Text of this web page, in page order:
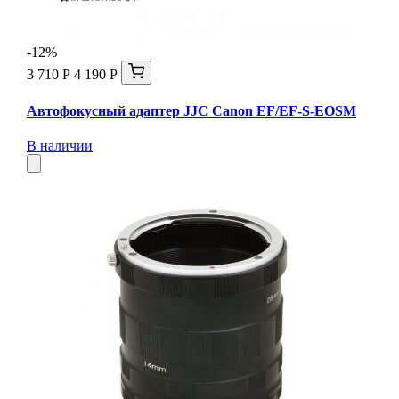
-12%
3 710 Р 4 190 Р
Автофокусный адаптер JJC Canon EF/EF-S-EOSM
В наличии